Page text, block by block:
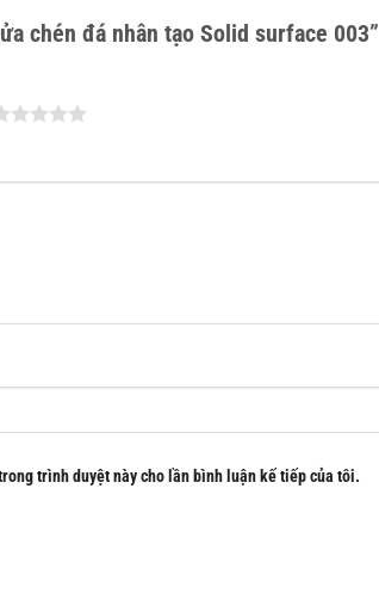
chén đá nhân tạo Solid surface 003”
trình duyệt này cho lần bình luận kế tiếp của tôi.